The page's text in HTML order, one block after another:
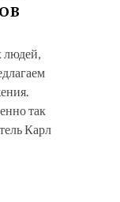
так
Карл